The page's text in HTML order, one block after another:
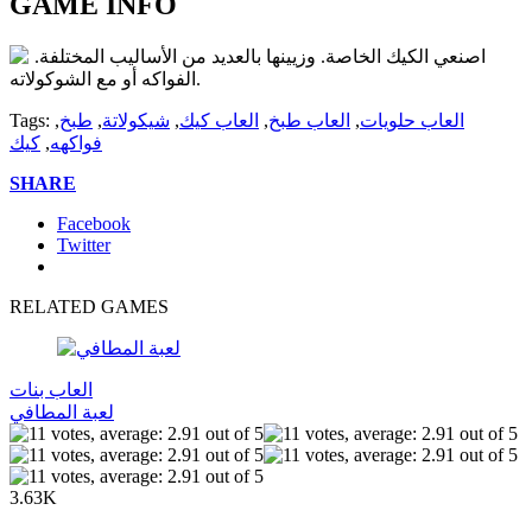
اصنعي الكيك الخاصة. وزيينها بالعديد من الأساليب المختلفة.
الفواكه أو مع الشوكولاته.
Tags: العاب حلويات, العاب طبخ, العاب كيك, شيكولاتة, طبخ,
فواكهه, كيك
SHARE
Facebook
Twitter
RELATED GAMES
العاب بنات
لعبة المطافي
3.63K